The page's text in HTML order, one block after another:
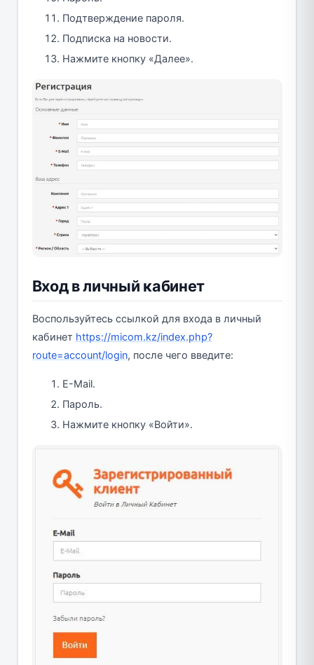
Подтверждение пароля.
Подписка на новости.
Нажмите кнопку «Далее».
Вход в личный кабинет
Воспользуйтесь ссылкой для входа в личный
кабинет https://micom.kz/index.php?
route=account/login, после чего введите:
E-Mail.
Пароль.
Нажмите кнопку «Войти».